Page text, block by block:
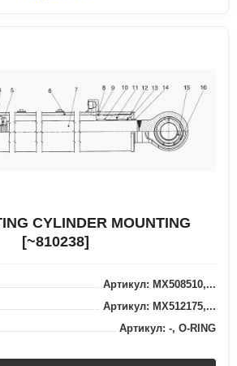
CYLINDER MOUNTING
[~810238]
Артикул: MX508510,...
Артикул: MX512175,...
Артикул: -, O-RING